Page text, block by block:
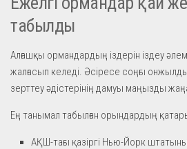
табылды
Алғашқы ормандардың іздерін іздеу
жалғасып келеді. Әсіресе соңғы
зерттеу әдістерінің дамуы маңызды
Ең танымал табылған орындардың
АҚШ-тағы қазіргі Нью-Йорк